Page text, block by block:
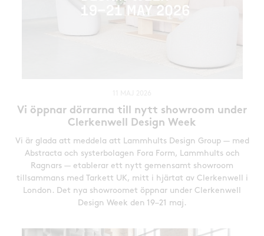
Vi öppnar dörrarna till nytt showroom under
Clerkenwell Design Week
Vi är glada att meddela att Lammhults Design Group — med
Abstracta och systerbolagen Fora Form, Lammhults och
Ragnars — etablerar ett nytt gemensamt showroom
tillsammans med Tarkett UK, mitt i hjärtat av Clerkenwell i
London. Det nya showroomet öppnar under Clerkenwell
Design Week den 19–21 maj.